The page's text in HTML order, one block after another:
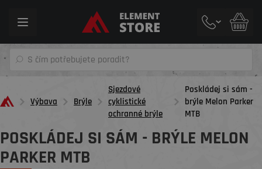
Toggle
Výbava Brýle
Sjezdové
cyklistické
ochranné brýle
Poskládej si sám -
brýle Melon Parker
MTB
POSKLÁDEJ SI SÁM - BRÝLE MELON
PARKER MTB